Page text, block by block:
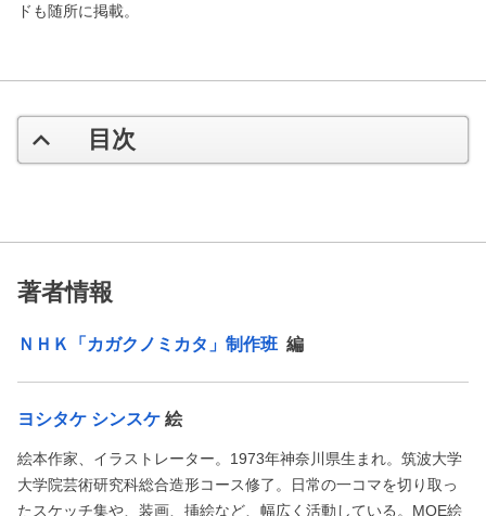
ドも随所に掲載。
目次
著者情報
ＮＨＫ「カガクノミカタ」制作班 編
ヨシタケ シンスケ 絵
絵本作家、イラストレーター。1973年神奈川県生まれ。筑波大学
大学院芸術研究科総合造形コース修了。日常の一コマを切り取っ
たスケッチ集や、装画、挿絵など、幅広く活動している。MOE絵